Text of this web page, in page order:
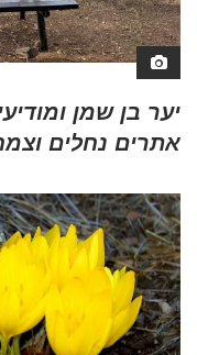
יער בן שמן
אתרים נחלים